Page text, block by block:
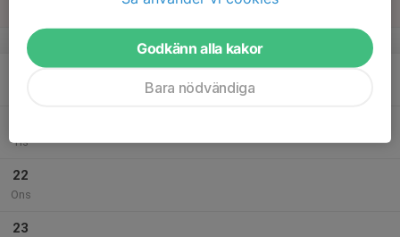
v.17
Tis
22
Ons
23
Godkänn alla kakor
Bara nödvändiga